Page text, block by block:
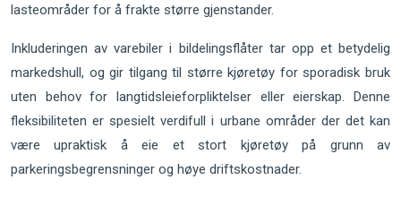
lasteområder for å frakte større gjenstander.
Inkluderingen av varebiler i bildelingsflåter tar opp et betydelig
markedshull, og gir tilgang til større kjøretøy for sporadisk bruk
uten behov for langtidsleieforpliktelser eller eierskap. Denne
fleksibiliteten er spesielt verdifull i urbane områder der det kan
være upraktisk å eie et stort kjøretøy på grunn av
parkeringsbegrensninger og høye driftskostnader.